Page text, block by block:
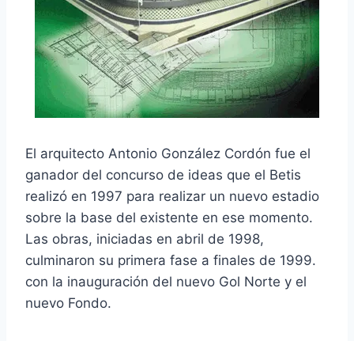
El arquitecto Antonio González Cordón fue el
ganador del concurso de ideas que el Betis
realizó en 1997 para realizar un nuevo estadio
sobre la base del existente en ese momento.
Las obras, iniciadas en abril de 1998,
culminaron su primera fase a finales de 1999.
con la inauguración del nuevo Gol Norte y el
nuevo Fondo.